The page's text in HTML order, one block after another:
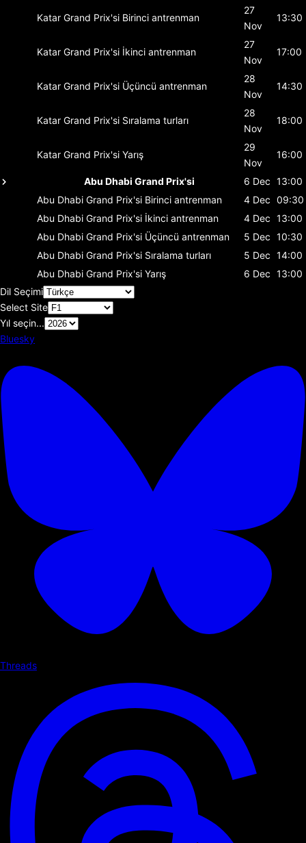
Katar Grand Prix'si Birinci antrenman
27
Nov
13:30
Katar Grand Prix'si İkinci antrenman
27
Nov
17:00
Katar Grand Prix'si Üçüncü antrenman
28
Nov
14:30
Katar Grand Prix'si Sıralama turları
28
Nov
18:00
Katar Grand Prix'si Yarış
29
Nov
16:00
Abu Dhabi Grand Prix'si 6 Dec 13:00
Abu Dhabi Grand Prix'si Birinci antrenman 4 Dec 09:30
Abu Dhabi Grand Prix'si İkinci antrenman 4 Dec 13:00
Abu Dhabi Grand Prix'si Üçüncü antrenman 5 Dec 10:30
Abu Dhabi Grand Prix'si Sıralama turları 5 Dec 14:00
Abu Dhabi Grand Prix'si Yarış 6 Dec 13:00
Dil Seçimi
Select Site
Yıl seçin...
Bluesky
Threads